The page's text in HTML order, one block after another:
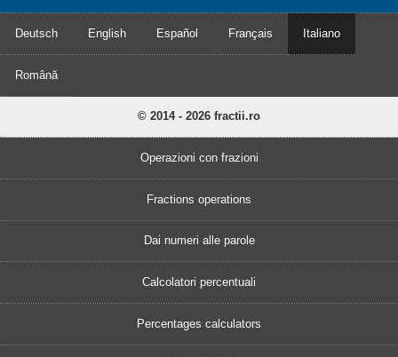
Deutsch English Español Français Italiano
Română
© 2014 - 2026 fractii.ro
Operazioni con frazioni
Fractions operations
Dai numeri alle parole
Calcolatori percentuali
Percentages calculators